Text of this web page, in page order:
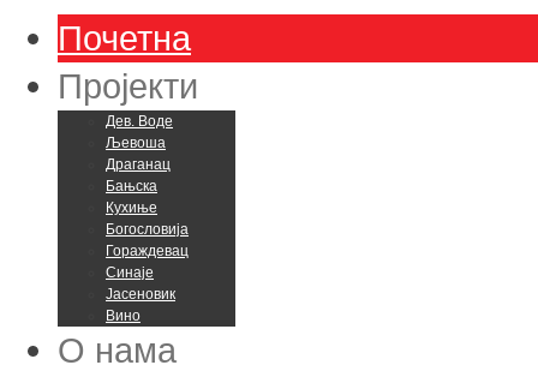
Почетна
Пројекти
Дев. Воде
Љевоша
Драганац
Бањска
Кухиње
Богословија
Гораждевац
Синаје
Јасеновик
Вино
О нама